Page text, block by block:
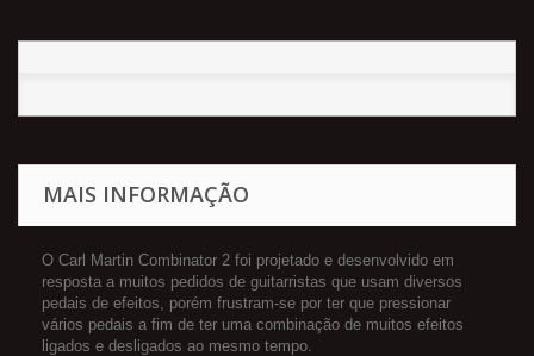
MAIS INFORMAÇÃO
O Carl Martin Combinator 2 foi projetado e desenvolvido em
resposta a muitos pedidos de guitarristas que usam diversos
pedais de efeitos, porém frustram-se por ter que pressionar
vários pedais a fim de ter uma combinação de muitos efeitos
ligados e desligados ao mesmo tempo.